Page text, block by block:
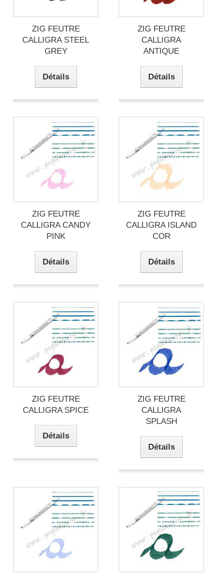
ZIG FEUTRE
CALLIGRA STEEL
GREY
Détails
ZIG FEUTRE
CALLIGRA
ANTIQUE
Détails
ZIG FEUTRE
CALLIGRA CANDY
PINK
Détails
ZIG FEUTRE
CALLIGRA ISLAND
COR
Détails
ZIG FEUTRE
CALLIGRA SPICE
Détails
ZIG FEUTRE
CALLIGRA
SPLASH
Détails